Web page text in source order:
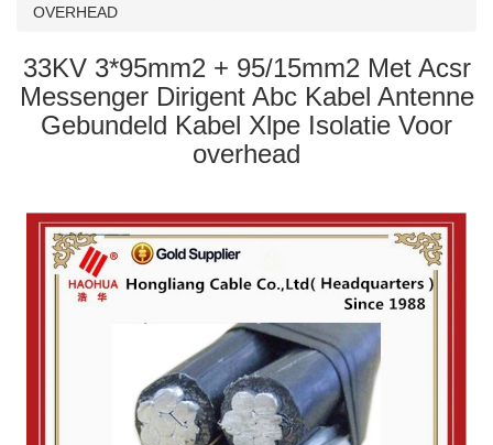
n
OVERHEAD
33KV 3*95mm2 + 95/15mm2 Met Acsr
Messenger Dirigent Abc Kabel Antenne
Gebundeld Kabel Xlpe Isolatie Voor
overhead